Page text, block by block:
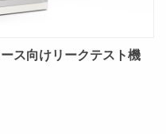
ス向けリークテスト機